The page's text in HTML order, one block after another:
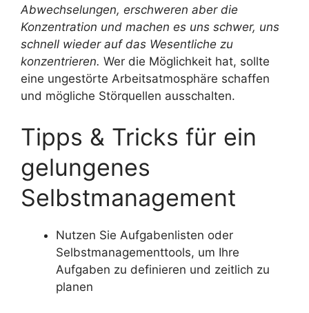
Abwechselungen, erschweren aber die
Konzentration und machen es uns schwer, uns
schnell wieder auf das Wesentliche zu
konzentrieren. Wer die Möglichkeit hat, sollte
eine ungestörte Arbeitsatmosphäre schaffen
und mögliche Störquellen ausschalten.
Tipps & Tricks für ein
gelungenes
Selbstmanagement
Nutzen Sie Aufgabenlisten oder
Selbstmanagementtools, um Ihre
Aufgaben zu definieren und zeitlich zu
planen